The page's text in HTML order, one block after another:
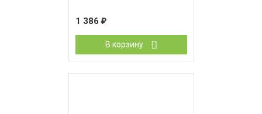
1 386 ₽
В корзину